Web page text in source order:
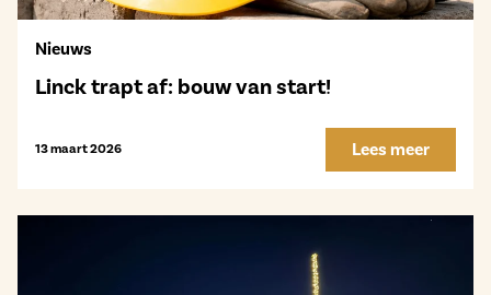
Nieuws
Linck trapt af: bouw van start!
13 maart 2026 Lees meer